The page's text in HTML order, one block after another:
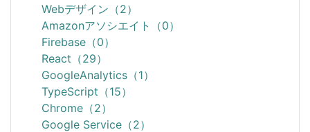
Webデザイン（2）
Amazonアソシエイト（0）
Firebase（0）
React（29）
GoogleAnalytics（1）
TypeScript（15）
Chrome（2）
Google Service（2）